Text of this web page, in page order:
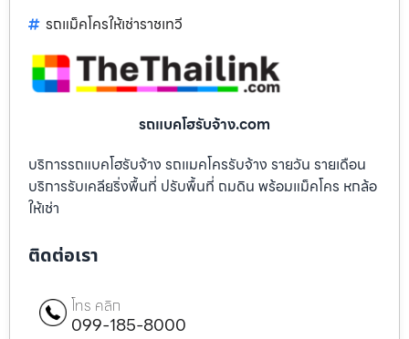
รถแม็คโครให้เช่าราชเทวี
รถแบคโฮรับจ้าง.com
บริการรถแบคโฮรับจ้าง รถแมคโครรับจ้าง รายวัน รายเดือน
บริการรับเคลียริ่งพื้นที่ ปรับพื้นที่ ถมดิน พร้อมแม็คโคร หกล้อ
ให้เช่า
ติดต่อเรา
โทร คลิก
099-185-8000